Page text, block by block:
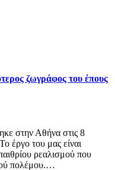
ζωγράφος του έπους
στην Αθήνα στις 8
έργο του μας είναι
ρεαλισμού που
πολέμου.…